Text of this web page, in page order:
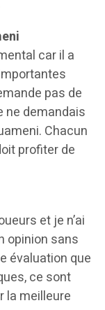
car il a
pas de
ne demandais
Chacun
profiter de
et je n’ai
opinion sans
évaluation que
ce sont
la meilleure